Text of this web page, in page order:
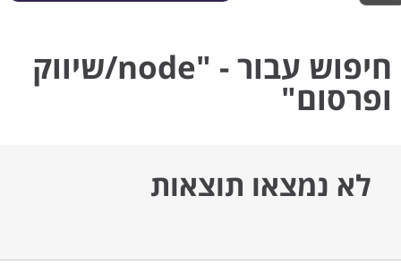
חיפוש עבור - "node/שיווק
ופרסום"
לא נמצאו תוצאות